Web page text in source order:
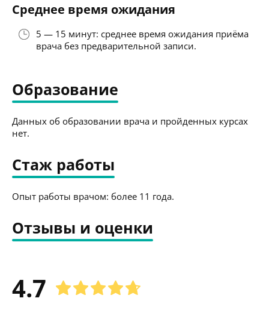
Среднее время ожидания
5 — 15 минут: среднее время ожидания приёма
врача без предварительной записи.
Образование
Данных об образовании врача и пройденных курсах
нет.
Стаж работы
Опыт работы врачом: более 11 года.
Отзывы и оценки
4.7